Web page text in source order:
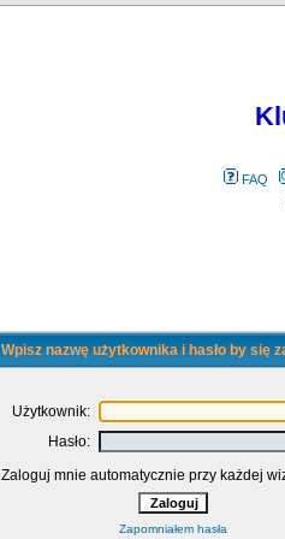
FAQ
Wpisz nazwę użytkownika i hasło by się
Użytkownik:
Hasło:
Zaloguj mnie automatycznie przy każdej
Zapomniałem hasła